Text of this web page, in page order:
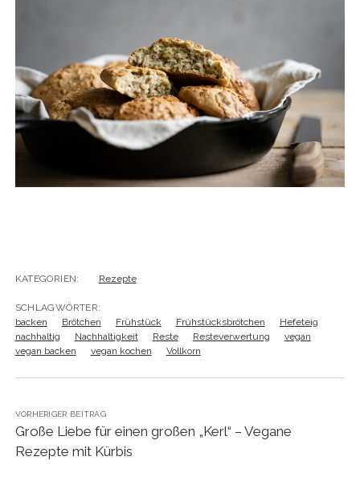
KATEGORIEN: Rezepte
SCHLAGWÖRTER:
backen
Brötchen Frühstück Frühstücksbrötchen
Hefeteig
nachhaltig
Nachhaltigkeit Reste Resteverwertung
vegan
vegan backen
vegan kochen Vollkorn
VORHERIGER BEITRAG
Große Liebe für einen großen „Kerl“ – Vegane
Rezepte mit Kürbis